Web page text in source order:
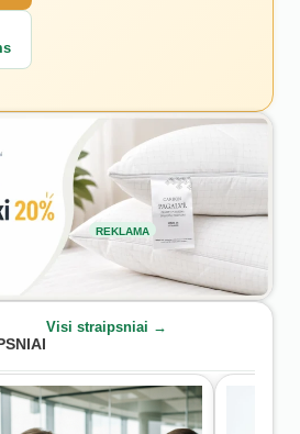
REKLAMA
Visi straipsniai →